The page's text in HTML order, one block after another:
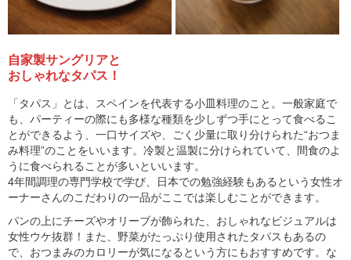
自家製サングリアと
おしゃれなタパス！
「タパス」とは、スペインを代表する小皿料理のこと。一般家庭で
も、パーティーの際にも多様な種類を少しずつ手にとって食べるこ
とができるよう、一口サイズや、ごく少量に取り分けられた“おつま
み料理”のことをいいます。冷製と温製に分けられていて、間食のよ
うに食べられることが多いといいます。
4年間調理の専門学校で学び、日本での勉強経験もあるという女性オ
ーナーさんのこだわりの一品がここでは楽しむことができます。
パンの上にチーズやオリーブが飾られた、おしゃれなビジュアルは
女性ウケ抜群！また、野菜がたっぷり使用されたタパスもあるの
で、おつまみのカロリーが気になるという方にもおすすめです。な